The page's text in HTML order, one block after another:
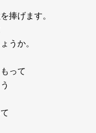
捧げます。
うか。
って